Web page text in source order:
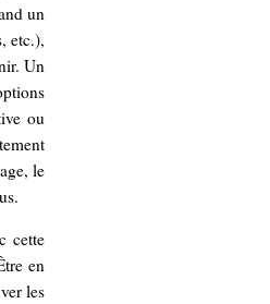
un
etc.),
Un
ou
le
cette
en
les